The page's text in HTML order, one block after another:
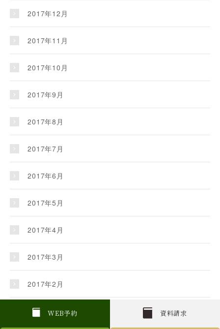
W EB予約 資料請求
2017年12月
2017年11月
2017年10月
2017年9月
2017年8月
2017年7月
2017年6月
2017年5月
2017年4月
2017年3月
2017年2月
2017年1月